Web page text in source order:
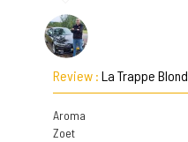
Review : La Trappe Blond
Aroma
Zoet